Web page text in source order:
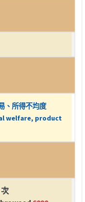
、所得不均度
welfare, product
次